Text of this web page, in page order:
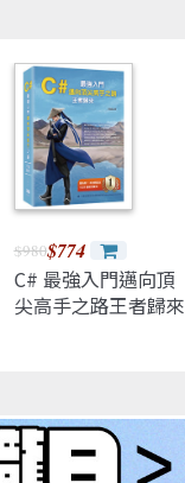
$980$774
C# 最強入門邁向頂
尖高手之路王者歸來